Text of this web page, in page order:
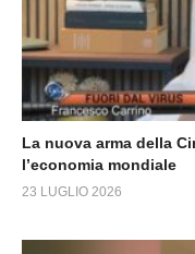
La nuova arma della
l’economia mondiale
23 LUGLIO 2026